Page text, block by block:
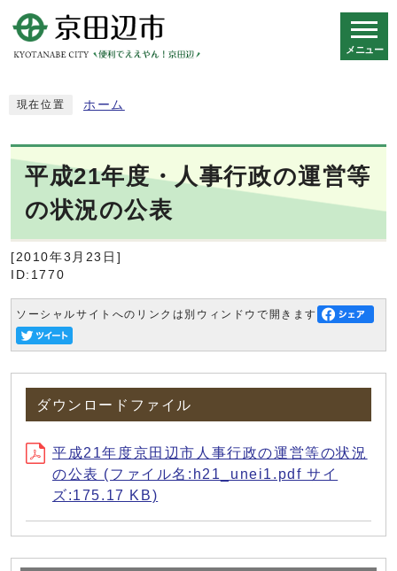
メニュー
現在位置 ホーム
平成21年度・人事行政の運営等
の状況の公表
[2010年3月23日]
ID:1770
ソーシャルサイトへのリンクは別ウィンドウで開きます
ダウンロードファイル
平成21年度京田辺市人事行政の運営等の状況
の公表 (ファイル名:h21_unei1.pdf サイ
ズ:175.17 KB)